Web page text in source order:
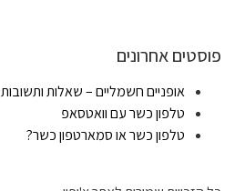
פוסטים אחרונים
אופניים חשמליים – שאלות ותשובות
טלפון כשר עם וואטסאפ
טלפון כשר או סמארטפון כשר?